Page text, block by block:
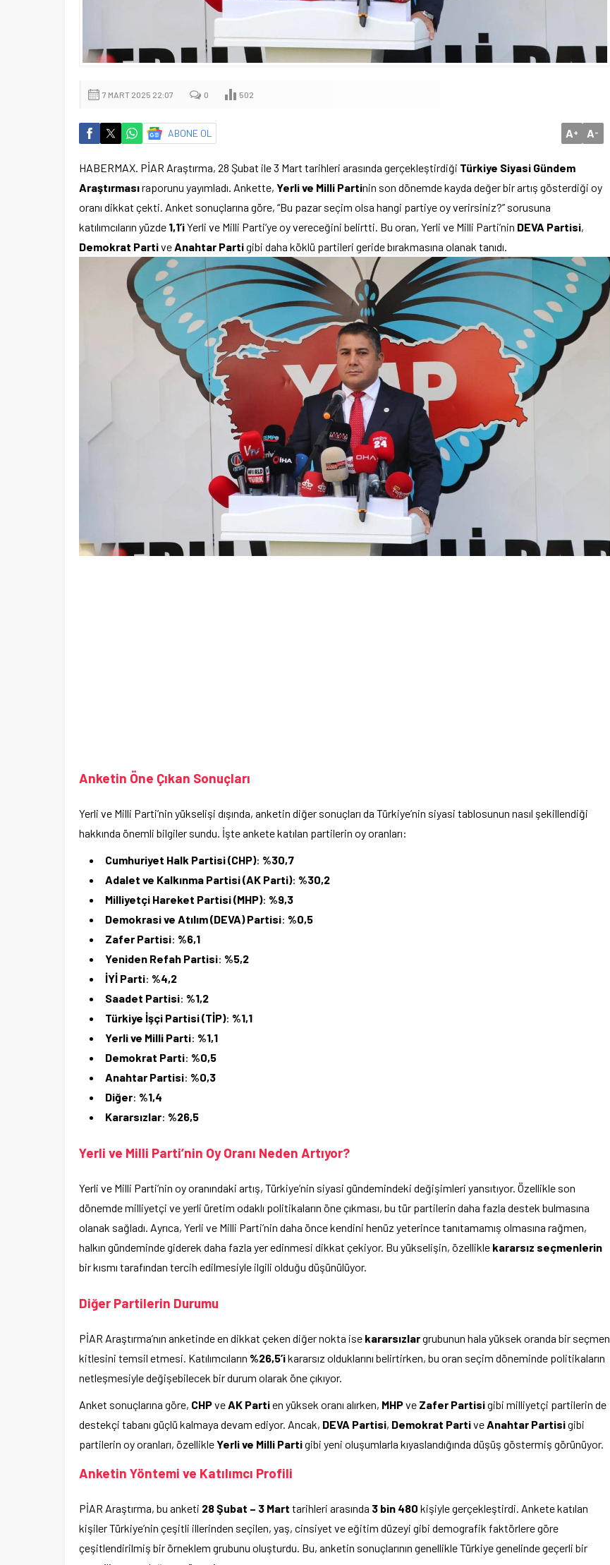
7 MART 2025 22:07 0 502
ABONE OL A+ A-
HABERMAX. PİAR Araştırma, 28 Şubat ile 3 Mart tarihleri arasında gerçekleştirdiği Türkiye Siyasi Gündem
Araştırmasıraporunu yayımladı. Ankette, Yerli ve Milli Partinin son dönemde kayda değer bir artış gösterdiği oy
oranı dikkat çekti. Anket sonuçlarına göre, “Bu pazar seçim olsa hangi partiye oy verirsiniz?” sorusuna
katılımcıların yüzde 1,1’iYerli ve Milli Parti’ye oy vereceğini belirtti. Bu oran, Yerli ve Milli Parti’nin DEVA Partisi,
Demokrat PartiveAnahtar Partigibi daha köklü partileri geride bırakmasına olanak tanıdı.
Anketin Öne Çıkan Sonuçları
Yerli ve Milli Parti’nin yükselişi dışında, anketin diğer sonuçları da Türkiye’nin siyasi tablosunun nasıl şekillendiği
hakkında önemli bilgiler sundu. İşte ankete katılan partilerin oy oranları:
Cumhuriyet Halk Partisi (CHP): %30,7
Adalet ve Kalkınma Partisi (AK Parti): %30,2
Milliyetçi Hareket Partisi (MHP): %9,3
Demokrasi ve Atılım (DEVA) Partisi: %0,5
Zafer Partisi: %6,1
Yeniden Refah Partisi: %5,2
İYİ Parti: %4,2
Saadet Partisi: %1,2
Türkiye İşçi Partisi (TİP): %1,1
Yerli ve Milli Parti: %1,1
Demokrat Parti: %0,5
Anahtar Partisi: %0,3
Diğer: %1,4
Kararsızlar: %26,5
Yerli ve Milli Parti’nin Oy Oranı Neden Artıyor?
Yerli ve Milli Parti’nin oy oranındaki artış, Türkiye’nin siyasi gündemindeki değişimleri yansıtıyor. Özellikle son
dönemde milliyetçi ve yerli üretim odaklı politikaların öne çıkması, bu tür partilerin daha fazla destek bulmasına
olanak sağladı. Ayrıca, Yerli ve Milli Parti’nin daha önce kendini henüz yeterince tanıtamamış olmasına rağmen,
halkın gündeminde giderek daha fazla yer edinmesi dikkat çekiyor. Bu yükselişin, özellikle kararsız seçmenlerin
bir kısmı tarafından tercih edilmesiyle ilgili olduğu düşünülüyor.
Diğer Partilerin Durumu
PİAR Araştırma’nın anketinde en dikkat çeken diğer nokta ise kararsızlargrubunun hala yüksek oranda bir seçmen
kitlesini temsil etmesi. Katılımcıların %26,5’ikararsız olduklarını belirtirken, bu oran seçim döneminde politikaların
netleşmesiyle değişebilecek bir durum olarak öne çıkıyor.
Anket sonuçlarına göre, CHPveAK Partien yüksek oranı alırken, MHPve Zafer Partisigibi milliyetçi partilerin de
destekçi tabanı güçlü kalmaya devam ediyor. Ancak, DEVA Partisi, Demokrat PartiveAnahtar Partisigibi
partilerin oy oranları, özellikleYerli ve Milli Partigibi yeni oluşumlarla kıyaslandığında düşüş göstermiş görünüyor.
Anketin Yöntemi ve Katılımcı Profili
PİAR Araştırma, bu anketi 28 Şubat – 3 Mart tarihleri arasında 3 bin 480 kişiyle gerçekleştirdi. Ankete katılan
kişiler Türkiye’nin çeşitli illerinden seçilen, yaş, cinsiyet ve eğitim düzeyi gibi demografik faktörlere göre
çeşitlendirilmiş bir örneklem grubunu oluşturdu. Bu, anketin sonuçlarının genellikle Türkiye genelinde geçerli bir